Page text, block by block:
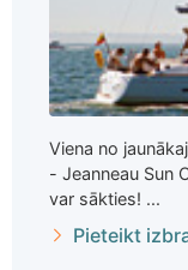
Viena no
- Jeanneau Sun
var sākties! ...
Pieteikt